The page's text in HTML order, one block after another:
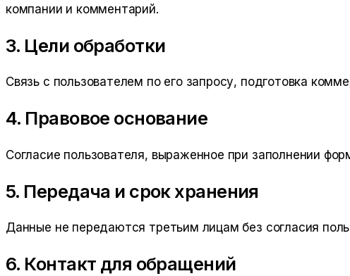
компании и комментарий.
3. Цели обработки
Связь с пользователем по его запросу, подготовка
4. Правовое основание
Согласие пользователя, выраженное при заполнении
5. Передача и срок хранения
Данные не передаются третьим лицам без согласия
6. Контакт для обращений